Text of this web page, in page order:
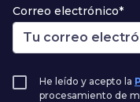
Correo electrónico*
He leído y acepto la
procesamiento de